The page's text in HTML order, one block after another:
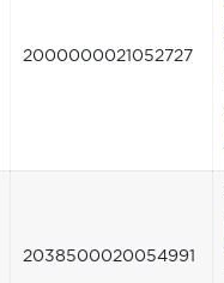
2000000021052727
2038500020054991